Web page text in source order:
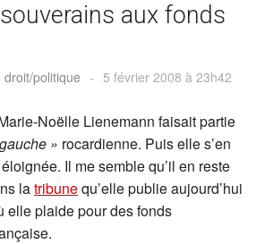
aux fonds
droit/politique - 5 février 2008 à 23h42
Noëlle Lienemann faisait partie
» rocardienne. Puis elle s’en
Il me semble qu’il en reste
latribunequ’elle publie aujourd’hui
elle plaide pour des fonds